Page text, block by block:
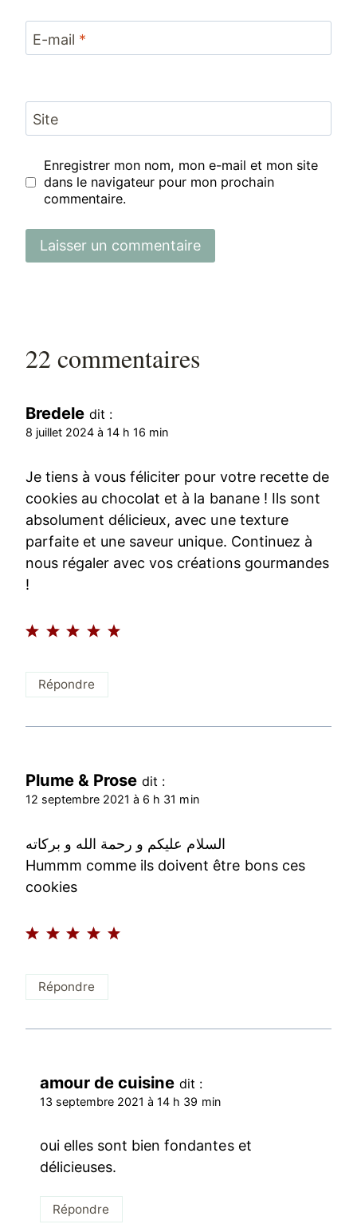
E-mail *
Site
Enregistrer mon nom, mon e-mail et mon site
dans le navigateur pour mon prochain
commentaire.
22 commentaires
Bredele dit :
8 juillet 2024 à 14 h 16 min
Je tiens à vous féliciter pour votre recette de
cookies au chocolat et à la banane ! Ils sont
absolument délicieux, avec une texture
parfaite et une saveur unique. Continuez à
nous régaler avec vos créations gourmandes
!
Répondre
Plume & Prose dit :
12 septembre 2021 à 6 h 31 min
السلام عليكم و رحمة الله و بركاته
Hummm comme ils doivent être bons ces
cookies
Répondre
amour de cuisine dit :
13 septembre 2021 à 14 h 39 min
oui elles sont bien fondantes et
délicieuses.
Répondre